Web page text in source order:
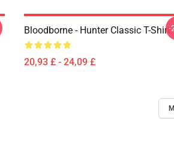
Bloodborne - Hunter Classic T-Shirt
20,93 £ - 24,09 £
-